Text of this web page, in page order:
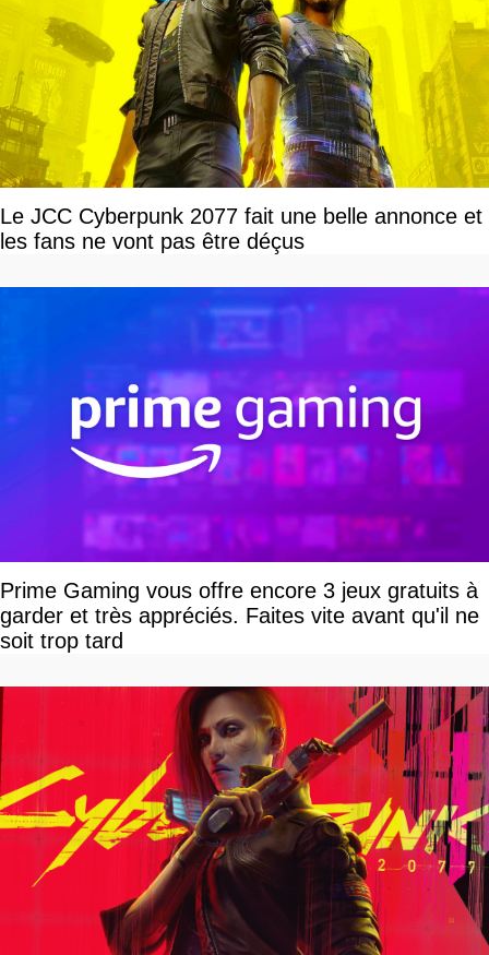
Le JCC Cyberpunk 2077 fait une belle annonce et
les fans ne vont pas être déçus
Prime Gaming vous offre encore 3 jeux gratuits à
garder et très appréciés. Faites vite avant qu'il ne
soit trop tard